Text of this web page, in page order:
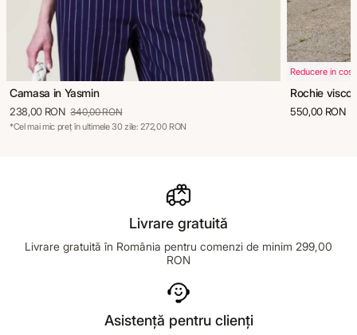
Camasa in Yasmin
238,00 RON 340,00 RON
*Cel mai mic preț în ultimele 30 zile: 272,00 RON
Reducere in cos
Rochie
550,00 RON
Livrare gratuită
Livrare gratuită în România pentru comenzi de minim 299,00
RON
Asistență pentru clienți